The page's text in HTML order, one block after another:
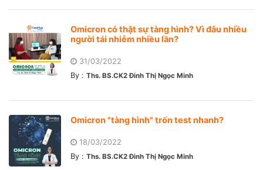
Omicron có thật sự tàng hình? Vì đâu nhiều
người tái nhiễm nhiều lần?
31/03/2022
By : Ths. BS.CK2 Đinh Thị Ngọc Minh
Omicron "tàng hình" trốn test nhanh?
18/03/2022
By : Ths. BS.CK2 Đinh Thị Ngọc Minh